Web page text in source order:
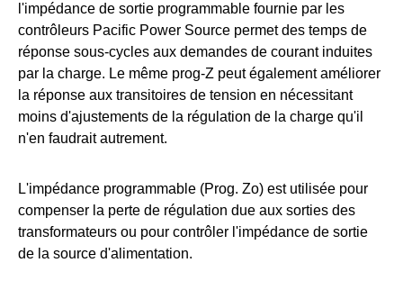
l'impédance de sortie programmable fournie par les
contrôleurs Pacific Power Source permet des temps de
réponse sous-cycles aux demandes de courant induites
par la charge. Le même prog-Z peut également améliorer
la réponse aux transitoires de tension en nécessitant
moins d'ajustements de la régulation de la charge qu'il
n'en faudrait autrement.
L'impédance programmable (Prog. Zo) est utilisée pour
compenser la perte de régulation due aux sorties des
transformateurs ou pour contrôler l'impédance de sortie
de la source d'alimentation.